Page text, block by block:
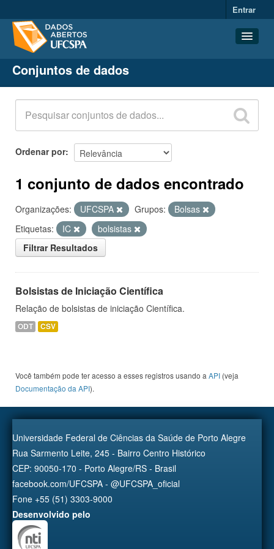
Entrar
Conjuntos de dados
Organizações
Grupos
Sobre
Conjuntos de dados
Ordenar por
1 conjunto de dados encontrado
Organizações: UFCSPA Grupos:
Bolsas
Etiquetas:
IC
bolsistas
Filtrar Resultados
Bolsistas de Iniciação Científica
Relação de bolsistas de iniciação Científica.
ODT CSV
Você também pode ter acesso a esses registros usando a API (veja
Documentação da API).
Universidade Federal de Ciências da Saúde de Porto Alegre
Rua Sarmento Leite, 245 - Bairro Centro Histórico
CEP: 90050-170 - Porto Alegre/RS - Brasil
facebook.com/UFCSPA - @UFCSPA_oficial
Fone +55 (51) 3303-9000
Desenvolvido pelo